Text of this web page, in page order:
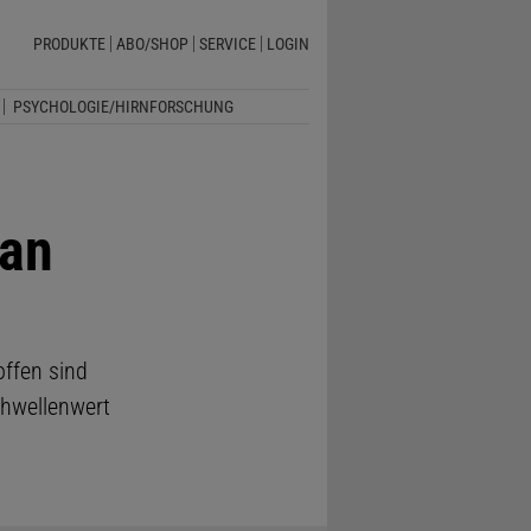
PRODUKTE ABO/SHOP SERVICE LOGIN
PSYCHOLOGIE/HIRNFORSCHUNG
sind